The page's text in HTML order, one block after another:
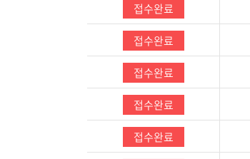
접수완료
접수완료
접수완료
접수완료
접수완료